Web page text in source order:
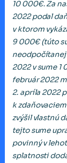
10 000€. Za
2022 podal
v ktorom
9 000€ (túto
neodpočítanej
2022 v sume 1
február 2022
2. apríla 2022
k
zvýšil vlastnú
tejto sume
povinný v
splatnosti